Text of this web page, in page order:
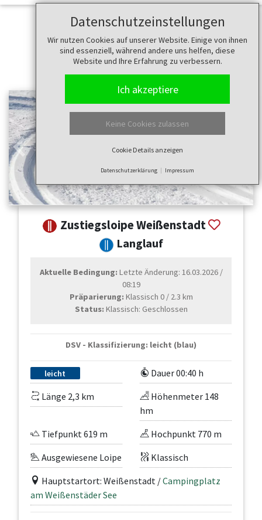
Datenschutzeinstellungen
Wir nutzen Cookies auf unserer Website. Einige von ihnen
sind essenziell, während andere uns helfen, diese
Website und Ihre Erfahrung zu verbessern.
Ich akzeptiere
Keine Cookies zulassen
Cookie Details anzeigen
Datenschutzerklärung Impressum
Zurück
Zustiegsloipe Weißenstadt
Langlauf
Aktuelle Bedingung: Letzte Änderung: 16.03.2026 /
08:19
Präparierung: Klassisch 0 / 2.3 km
Status: Klassisch: Geschlossen
DSV - Klassifizierung: leicht (blau)
leicht
Dauer 00:40 h
Länge 2,3 km
Höhenmeter 148
hm
Tiefpunkt 619 m
Hochpunkt 770 m
Ausgewiesene Loipe
Klassisch
Hauptstartort: Weißenstadt /Campingplatz
am Weißenstäder See